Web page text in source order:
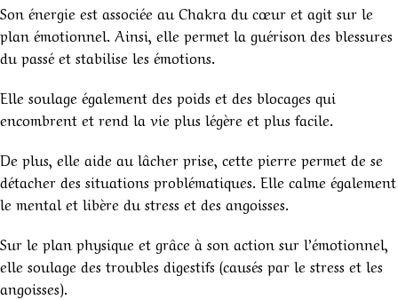
Son énergie est associée au Chakra du cœur et agit sur le
plan émotionnel. Ainsi, elle permet la guérison des blessures
du passé et stabilise les émotions.
Elle soulage également des poids et des blocages qui
encombrent et rend la vie plus légère et plus facile.
De plus, elle aide au lâcher prise, cette pierre permet de se
détacher des situations problématiques. Elle calme également
le mental et libère du stress et des angoisses.
Sur le plan physique et grâce à son action sur l’émotionnel,
elle soulage des troubles digestifs (causés par le stress et les
angoisses).